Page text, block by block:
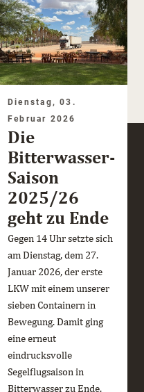
Dienstag, 03.
Februar 2026
Die
Bitterwasser-
Saison
2025/26
geht zu Ende
Gegen 14 Uhr setzte sich
am Dienstag, dem 27.
Januar 2026, der erste
LKW mit einem unserer
sieben Containern in
Bewegung. Damit ging
eine erneut
eindrucksvolle
Segelflugsaison in
Bitterwasser zu Ende.